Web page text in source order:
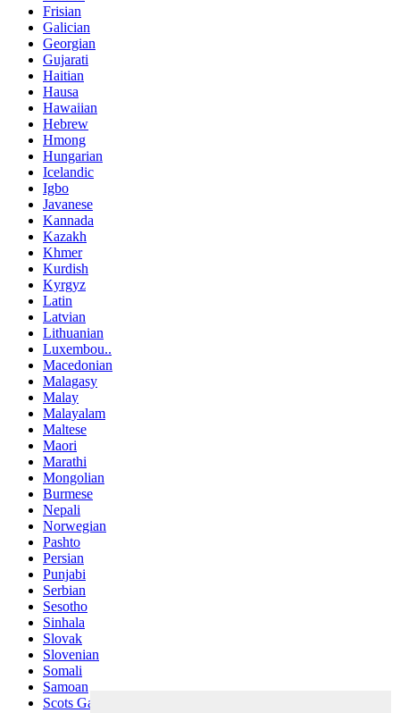
Frisian
Galician
Georgian
Gujarati
Haitian
Hausa
Hawaiian
Hebrew
Hmong
Hungarian
Icelandic
Igbo
Javanese
Kannada
Kazakh
Khmer
Kurdish
Kyrgyz
Latin
Latvian
Lithuanian
Luxembou..
Macedonian
Malagasy
Malay
Malayalam
Maltese
Maori
Marathi
Mongolian
Burmese
Nepali
Norwegian
Pashto
Persian
Punjabi
Serbian
Sesotho
Sinhala
Slovak
Slovenian
Somali
Samoan
Scots Gaelic